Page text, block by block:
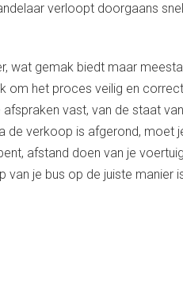
verloopt doorgaans
wat gemak biedt maar
om het proces veilig en
vast, van de staat
de verkoop is afgerond, moet
afstand doen van je
je bus op de juiste manier